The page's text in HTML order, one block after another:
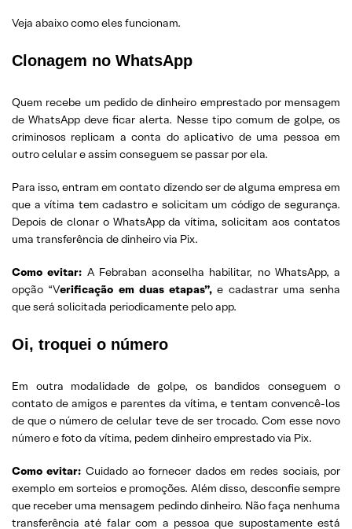
Veja abaixo como eles funcionam.
Clonagem no WhatsApp
Quem recebe um pedido de dinheiro emprestado por mensagem
de WhatsApp deve ficar alerta. Nesse tipo comum de golpe, os
criminosos replicam a conta do aplicativo de uma pessoa em
outro celular e assim conseguem se passar por ela.
Para isso, entram em contato dizendo ser de alguma empresa em
que a vítima tem cadastro e solicitam um código de segurança.
Depois de clonar o WhatsApp da vítima, solicitam aos contatos
uma transferência de dinheiro via Pix.
Como evitar: A Febraban aconselha habilitar, no WhatsApp, a
opção “Verificação em duas etapas”, e cadastrar uma senha
que será solicitada periodicamente pelo app.
Oi, troquei o número
Em outra modalidade de golpe, os bandidos conseguem o
contato de amigos e parentes da vítima, e tentam convencê-los
de que o número de celular teve de ser trocado. Com esse novo
número e foto da vítima, pedem dinheiro emprestado via Pix.
Como evitar: Cuidado ao fornecer dados em redes sociais, por
exemplo em sorteios e promoções. Além disso, desconfie sempre
que receber uma mensagem pedindo dinheiro. Não faça nenhuma
transferência até falar com a pessoa que supostamente está